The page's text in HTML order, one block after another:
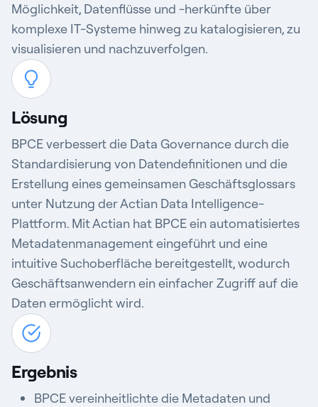
Möglichkeit, Datenflüsse und -herkünfte über
komplexe IT-Systeme hinweg zu katalogisieren, zu
visualisieren und nachzuverfolgen.
Lösung
BPCE verbessert die Data Governance durch die
Standardisierung von Datendefinitionen und die
Erstellung eines gemeinsamen Geschäftsglossars
unter Nutzung der Actian Data Intelligence-
Plattform. Mit Actian hat BPCE ein automatisiertes
Metadatenmanagement eingeführt und eine
intuitive Suchoberfläche bereitgestellt, wodurch
Geschäftsanwendern ein einfacher Zugriff auf die
Daten ermöglicht wird.
Ergebnis
BPCE vereinheitlichte die Metadaten und